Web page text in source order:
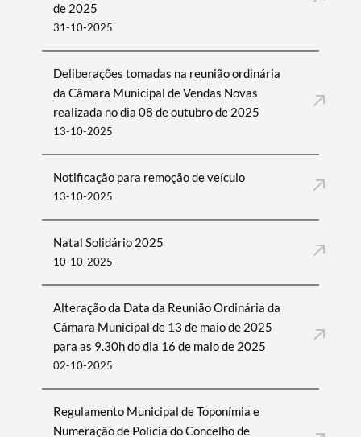
de 2025
31-10-2025
Deliberações tomadas na reunião ordinária
da Câmara Municipal de Vendas Novas
realizada no dia 08 de outubro de 2025
13-10-2025
Notificação para remoção de veículo
13-10-2025
Natal Solidário 2025
10-10-2025
Alteração da Data da Reunião Ordinária da
Câmara Municipal de 13 de maio de 2025
para as 9.30h do dia 16 de maio de 2025
02-10-2025
Regulamento Municipal de Toponímia e
Numeração de Polícia do Concelho de